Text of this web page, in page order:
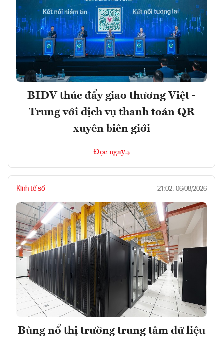
BIDV thúc đẩy giao thương Việt -
Trung với dịch vụ thanh toán QR
xuyên biên giới
Đọc ngay
Kinh tế số 21:02, 06/08/2026
Bùng nổ thị trường trung tâm dữ liệu